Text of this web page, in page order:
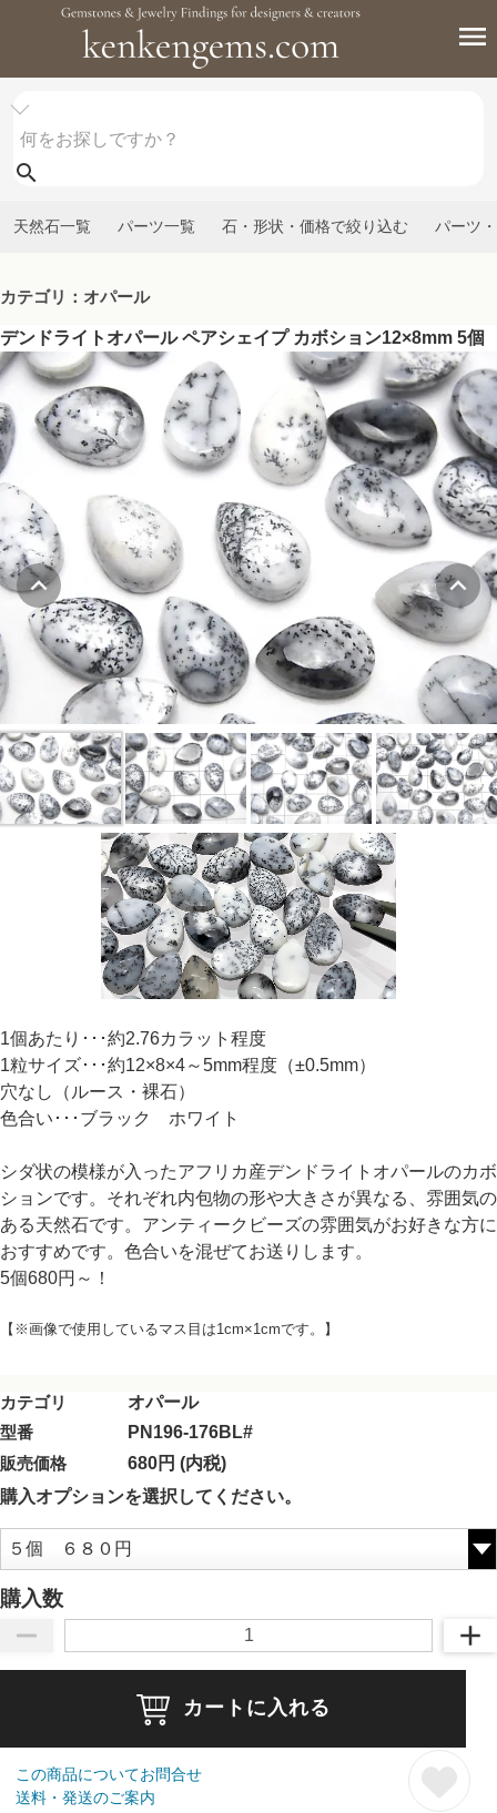
天然石一覧 パーツ一覧 石・形状・価格で絞り込む パーツ
カテゴリ：オパール
デンドライトオパール ペアシェイプ カボション12×8mm 5個
1個あたり･･･約2.76カラット程度
1粒サイズ･･･約12×8×4～5mm程度（±0.5mm）
穴なし（ルース・裸石）
色合い･･･ブラック ホワイト
シダ状の模様が入ったアフリカ産デンドライトオパールのカボ
ションです。それぞれ内包物の形や大きさが異なる、雰囲気の
ある天然石です。アンティークビーズの雰囲気がお好きな方に
おすすめです。色合いを混ぜてお送りします。
5個680円～！
【※画像で使用しているマス目は1cm×1cmです。】
カテゴリ
オパール
型番
PN196-176BL#
販売価格
680円 (内税)
購入オプションを選択してください。
購入数
カートに入れる
この商品についてお問合せ
送料・発送のご案内